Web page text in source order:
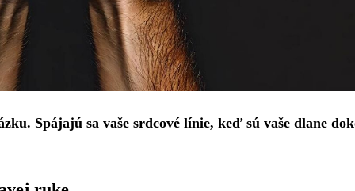
Spájajú sa vaše srdcové línie, keď sú vaše dlane